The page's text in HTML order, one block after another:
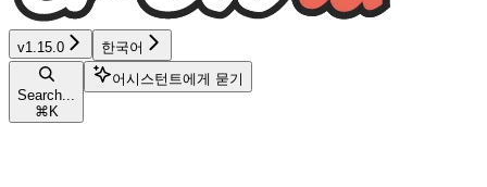
v1.15.0 한국어
Search...
⌘ K
어시스턴트에게 묻기